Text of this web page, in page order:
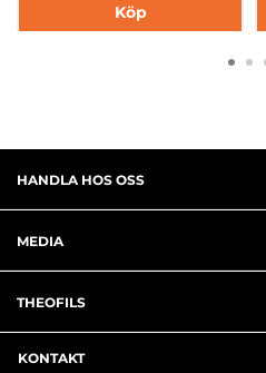
Köp
HANDLA HOS OSS
MEDIA
THEOFILS
KONTAKT